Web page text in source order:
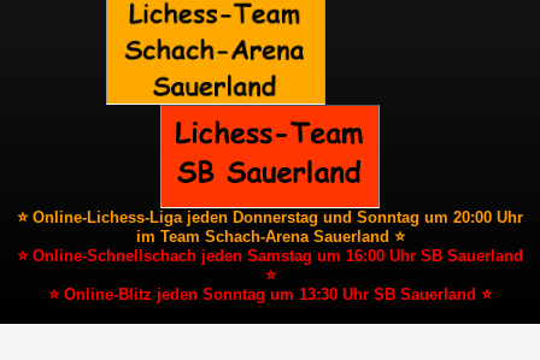
⭐ Online-Lichess-Liga jeden Donnerstag und Sonntag um 20:00 Uhr
im Team Schach-Arena Sauerland ⭐
⭐ Online-Schnellschach jeden Samstag um 16:00 Uhr SB Sauerland
⭐
⭐ Online-Blitz jeden Sonntag um 13:30 Uhr SB Sauerland ⭐